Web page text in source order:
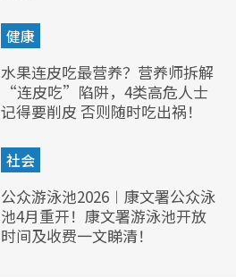
健康
水果连皮吃最营养？营养师拆解
“连皮吃”陷阱，4类高危人士
记得要削皮 否则随时吃出祸！
社会
公众游泳池2026︱康文署公众泳
池4月重开！康文署游泳池开放
时间及收费一文睇清！